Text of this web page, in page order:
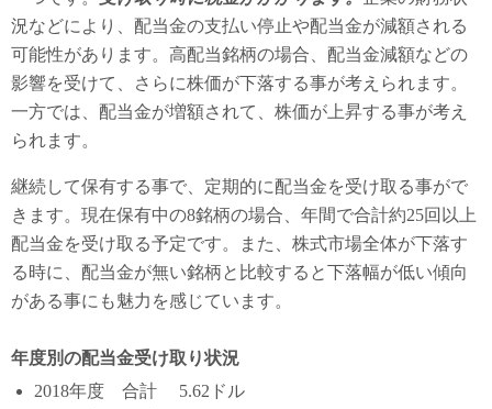
況などにより、配当金の支払い停止や配当金が減額される
可能性があります。高配当銘柄の場合、配当金減額などの
影響を受けて、さらに株価が下落する事が考えられます。
一方では、配当金が増額されて、株価が上昇する事が考え
られます。
継続して保有する事で、定期的に配当金を受け取る事がで
きます。現在保有中の8銘柄の場合、年間で合計約25回以上
配当金を受け取る予定です。また、株式市場全体が下落す
る時に、配当金が無い銘柄と比較すると下落幅が低い傾向
がある事にも魅力を感じています。
年度別の配当金受け取り状況
2018年度 合計 5.62ドル